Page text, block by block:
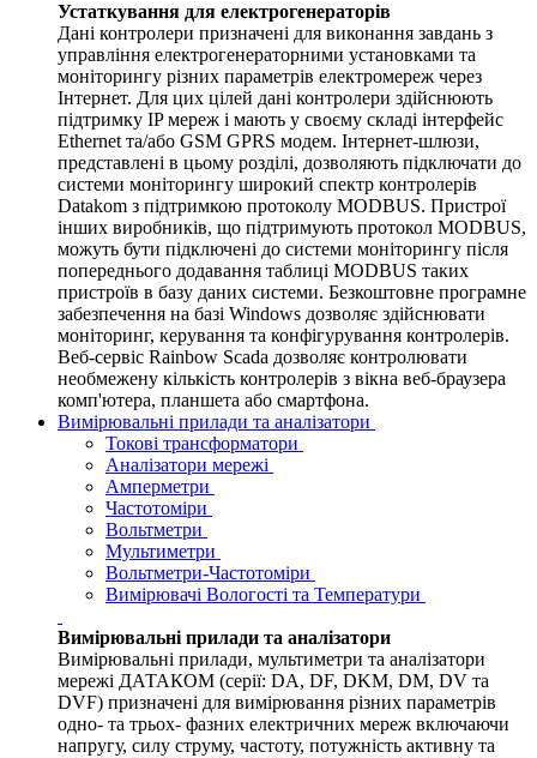
Устаткування для електрогенераторів
Дані контролери призначені для виконання завдань з
управління електрогенераторними установками та
моніторингу різних параметрів електромереж через
Інтернет. Для цих цілей дані контролери здійснюють
підтримку IP мереж і мають у своєму складі інтерфейс
Ethernet та/або GSM GPRS модем. Інтернет-шлюзи,
представлені в цьому розділі, дозволяють підключати до
системи моніторингу широкий спектр контролерів
Datakom з підтримкою протоколу MODBUS. Пристрої
інших виробників, що підтримують протокол MODBUS,
можуть бути підключені до системи моніторингу після
попереднього додавання таблиці MODBUS таких
пристроїв в базу даних системи. Безкоштовне програмне
забезпечення на базі Windows дозволяє здійснювати
моніторинг, керування та конфігурування контролерів.
Веб-сервіс Rainbow Scada дозволяє контролювати
необмежену кількість контролерів з вікна веб-браузера
комп'ютера, планшета або смартфона.
Вимірювальні прилади та аналізатори
Токові трансформатори
Аналізатори мережі
Амперметри
Частотоміри
Вольтметри
Мультиметри
Вольтметри-Частотоміри
Вимірювачі Вологості та Температури
Вимірювальні прилади та аналізатори
Вимірювальні прилади, мультиметри та аналізатори
мережі ДАТАКОМ (серії: DA, DF, DKM, DM, DV та
DVF) призначені для вимірювання різних параметрів
одно- та трьох- фазних електричних мереж включаючи
напругу, силу струму, частоту, потужність активну та